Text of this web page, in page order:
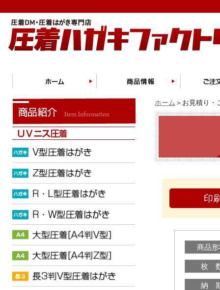
ホーム ＞お見積り・
印
商品
枚
納